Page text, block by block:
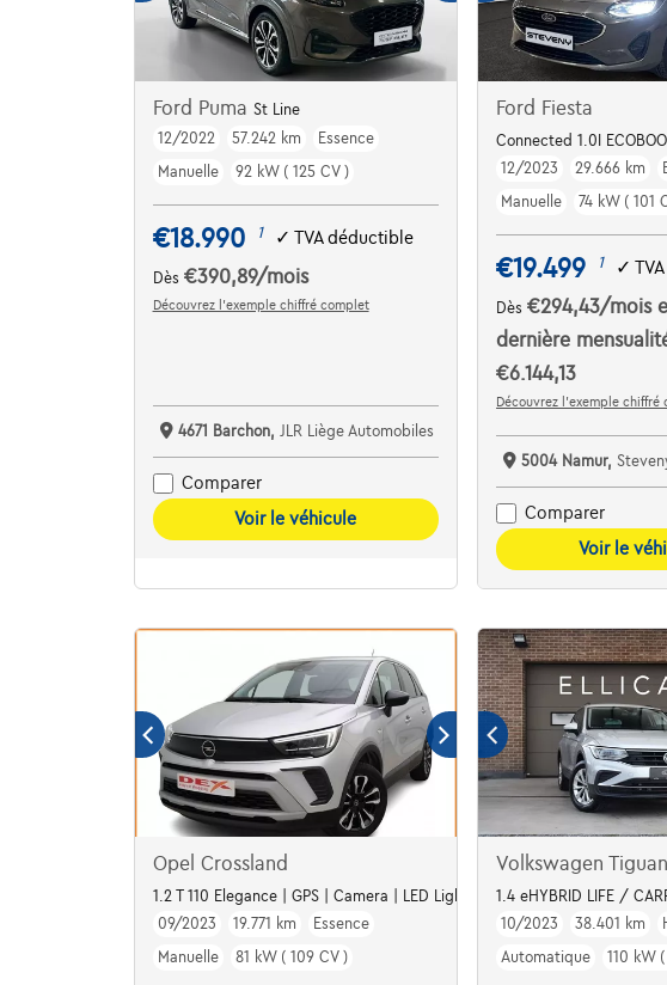
Ford Puma St Line
12/2022
57.242 km
Essence
Manuelle
92 kW ( 125 CV )
€18.990 1 ✓ TVA déductible
Dès €390,89/mois
Découvrez l’exemple chiffré complet
4671 Barchon, JLR Liège Automobiles
Comparer
Voir le véhicule
Ford Fiesta
Connected 1.0I
12/2023
29.666 km
Manuelle
74 kW ( 101
€19.499 1 ✓
Dès€294,43/mois
dernière
€6.144,13
Découvrez l’exemple chiffré
5004 Namur,
Comparer
Voir le
Opel Crossland
1.2 T 110 Elegance | GPS | Camera | LED Lights | Alu16 De Opel Crossland
09/2023
19.771 km
Essence
Manuelle
81 kW ( 109 CV )
Volkswagen Tiguan
1.4 eHYBRID LIFE /
10/2023
38.401 km
Automatique
110 kW